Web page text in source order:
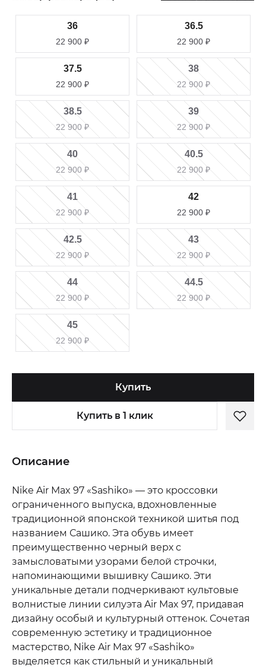
36
22 900 ₽
36.5
22 900 ₽
37.5
22 900 ₽
38
22 900 ₽
38.5
22 900 ₽
39
22 900 ₽
40
22 900 ₽
40.5
22 900 ₽
41
22 900 ₽
42
22 900 ₽
42.5
22 900 ₽
43
22 900 ₽
44
22 900 ₽
44.5
22 900 ₽
45
22 900 ₽
Купить
Купить в 1 клик
Описание
Nike Air Max 97 «Sashiko» — это кроссовки
ограниченного выпуска, вдохновленные
традиционной японской техникой шитья под
названием Сашико. Эта обувь имеет
преимущественно черный верх с
замысловатыми узорами белой строчки,
напоминающими вышивку Сашико. Эти
уникальные детали подчеркивают культовые
волнистые линии силуэта Air Max 97, придавая
дизайну особый и культурный оттенок. Сочетая
современную эстетику и традиционное
мастерство, Nike Air Max 97 «Sashiko»
выделяется как стильный и уникальный